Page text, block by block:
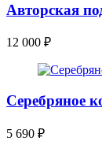
Авторская
12 000 ₽
Серебряное
5 690 ₽